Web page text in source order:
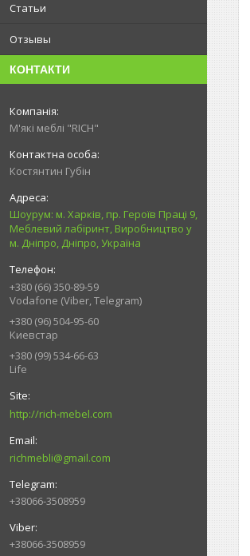
Статьи
Отзывы
КОНТАКТИ
М'які меблі "RICH"
Костянтин Губін
Шоурум: м. Харків, пр. Героїв Праці 9,
Меблевий лабіринт, Виробництво у
м. Дніпро, Дніпро, Україна
+380 (66) 350-89-59
Vodafone (Viber, Telegram)
+380 (96) 504-95-60
Киевстар
+380 (99) 534-66-63
Life
http://rich-mebel.com
richmebli@gmail.com
+38066-3508959
+38066-3508959